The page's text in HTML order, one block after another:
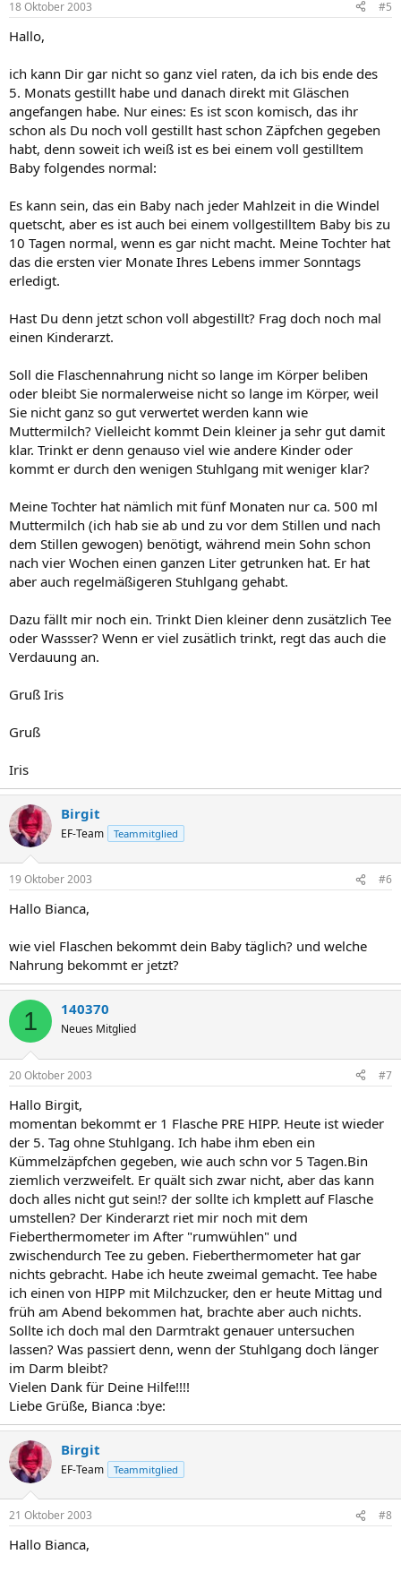
18 Oktober 2003 #5
Hallo,
ich kann Dir gar nicht so ganz viel raten, da ich bis ende des
5. Monats gestillt habe und danach direkt mit Gläschen
angefangen habe. Nur eines: Es ist scon komisch, das ihr
schon als Du noch voll gestillt hast schon Zäpfchen gegeben
habt, denn soweit ich weiß ist es bei einem voll gestilltem
Baby folgendes normal:
Es kann sein, das ein Baby nach jeder Mahlzeit in die Windel
quetscht, aber es ist auch bei einem vollgestilltem Baby bis zu
10 Tagen normal, wenn es gar nicht macht. Meine Tochter hat
das die ersten vier Monate Ihres Lebens immer Sonntags
erledigt.
Hast Du denn jetzt schon voll abgestillt? Frag doch noch mal
einen Kinderarzt.
Soll die Flaschennahrung nicht so lange im Körper beliben
oder bleibt Sie normalerweise nicht so lange im Körper, weil
Sie nicht ganz so gut verwertet werden kann wie
Muttermilch? Vielleicht kommt Dein kleiner ja sehr gut damit
klar. Trinkt er denn genauso viel wie andere Kinder oder
kommt er durch den wenigen Stuhlgang mit weniger klar?
Meine Tochter hat nämlich mit fünf Monaten nur ca. 500 ml
Muttermilch (ich hab sie ab und zu vor dem Stillen und nach
dem Stillen gewogen) benötigt, während mein Sohn schon
nach vier Wochen einen ganzen Liter getrunken hat. Er hat
aber auch regelmäßigeren Stuhlgang gehabt.
Dazu fällt mir noch ein. Trinkt Dien kleiner denn zusätzlich Tee
oder Wassser? Wenn er viel zusätlich trinkt, regt das auch die
Verdauung an.
Gruß Iris
Gruß
Iris
Birgit
EF-Team Teammitglied
19 Oktober 2003 #6
Hallo Bianca,
wie viel Flaschen bekommt dein Baby täglich? und welche
Nahrung bekommt er jetzt?
1 140370
Neues Mitglied
20 Oktober 2003 #7
Hallo Birgit,
momentan bekommt er 1 Flasche PRE HIPP. Heute ist wieder
der 5. Tag ohne Stuhlgang. Ich habe ihm eben ein
Kümmelzäpfchen gegeben, wie auch schn vor 5 Tagen.Bin
ziemlich verzweifelt. Er quält sich zwar nicht, aber das kann
doch alles nicht gut sein!? der sollte ich kmplett auf Flasche
umstellen? Der Kinderarzt riet mir noch mit dem
Fieberthermometer im After "rumwühlen" und
zwischendurch Tee zu geben. Fieberthermometer hat gar
nichts gebracht. Habe ich heute zweimal gemacht. Tee habe
ich einen von HIPP mit Milchzucker, den er heute Mittag und
früh am Abend bekommen hat, brachte aber auch nichts.
Sollte ich doch mal den Darmtrakt genauer untersuchen
lassen? Was passiert denn, wenn der Stuhlgang doch länger
im Darm bleibt?
Vielen Dank für Deine Hilfe!!!!
Liebe Grüße, Bianca :bye:
Birgit
EF-Team Teammitglied
21 Oktober 2003 #8
Hallo Bianca,